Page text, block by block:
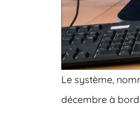
Le système,
décembre à bord